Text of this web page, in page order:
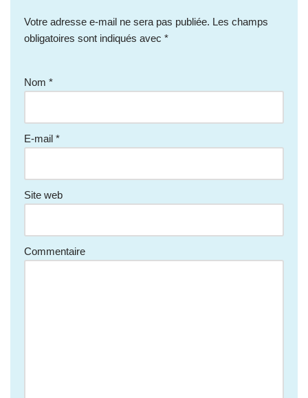
Votre adresse e-mail ne sera pas publiée. Les champs
obligatoires sont indiqués avec *
Nom *
E-mail *
Site web
Commentaire